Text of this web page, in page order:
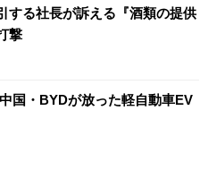
する社長が訴える『酒類の提供
撃
国・BYDが放った軽自動車EV